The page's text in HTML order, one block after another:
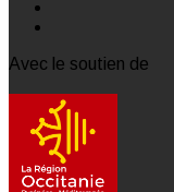
Avec le soutien de